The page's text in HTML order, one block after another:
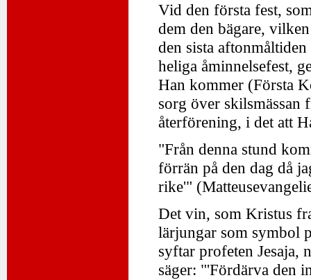
Vid den första fest,
dem den bägare,
den sista
heliga åminnelsefest,
Han kommer (Första
sorg över skilsmässan
återförening, i det att
"Från denna stund
förrän på den dag då
rike'"
Det vin, som Kristus
lärjungar som symbol
syftar profeten Jesaja,
säger: "'Fördärva den